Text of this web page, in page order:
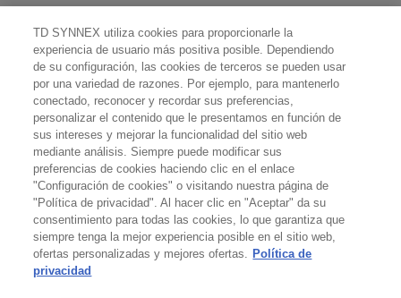
TD SYNNEX utiliza cookies para proporcionarle la
experiencia de usuario más positiva posible. Dependiendo
de su configuración, las cookies de terceros se pueden usar
por una variedad de razones. Por ejemplo, para mantenerlo
conectado, reconocer y recordar sus preferencias,
personalizar el contenido que le presentamos en función de
sus intereses y mejorar la funcionalidad del sitio web
mediante análisis. Siempre puede modificar sus
preferencias de cookies haciendo clic en el enlace
"Configuración de cookies" o visitando nuestra página de
"Política de privacidad". Al hacer clic en "Aceptar" da su
consentimiento para todas las cookies, lo que garantiza que
siempre tenga la mejor experiencia posible en el sitio web,
ofertas personalizadas y mejores ofertas. Política de
privacidad